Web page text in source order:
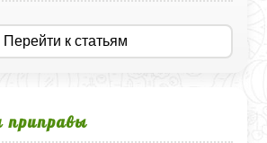
Перейти к статьям
приправы